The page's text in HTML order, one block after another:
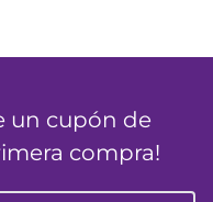
un cupón de
compra!